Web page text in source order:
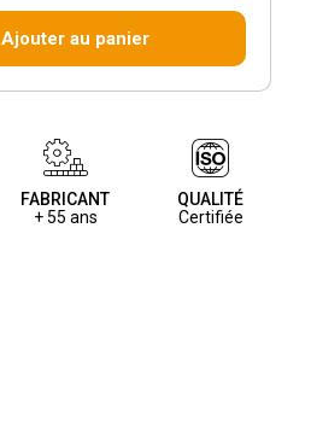
Ajouter au panier
FABRICANT
+ 55 ans
QUALITÉ
Certifiée